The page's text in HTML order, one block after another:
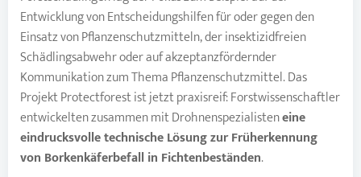
Entwicklung von Entscheidungshilfen für oder gegen den
Einsatz von Pflanzenschutzmitteln, der insektizidfreien
Schädlingsabwehr oder auf akzeptanzfördernder
Kommunikation zum Thema Pflanzenschutzmittel. Das
Projekt Protectforest ist jetzt praxisreif: Forstwissenschaftler
entwickelten zusammen mit Drohnenspezialisteneine
eindrucksvolle technische Lösung zur Früherkennung
von Borkenkäferbefall in Fichtenbeständen.